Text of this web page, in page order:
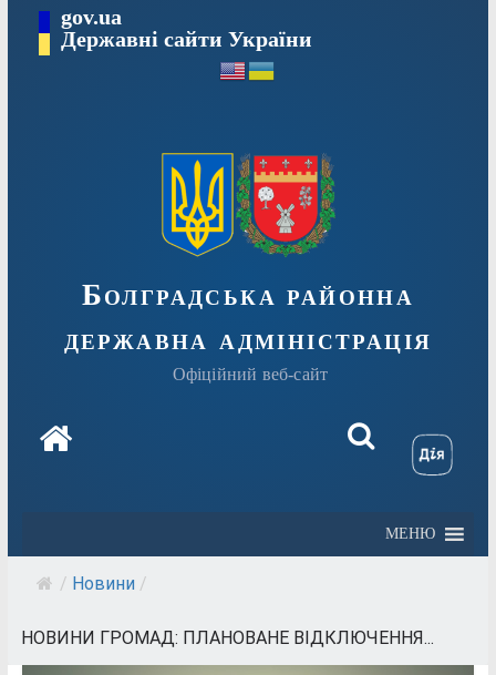
Перейтиgov.ua
Державні сайти України
Болградська районна
державна адміністрація
Офіційний веб-сайт
МЕНЮ
/ Новини /
НОВИНИ ГРОМАД: ПЛАНОВАНЕ ВІДКЛЮЧЕННЯ...